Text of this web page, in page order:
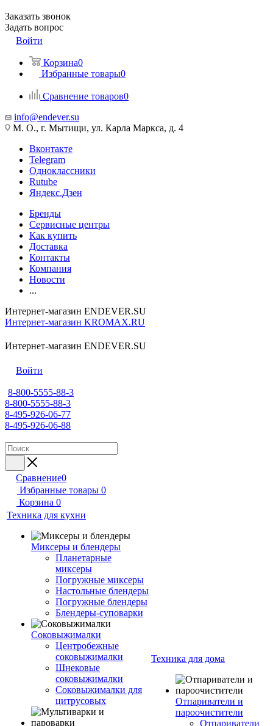
Заказать звонок
Задать вопрос
Войти
Корзина0
Избранные товары0
Сравнение товаров0
info@endever.su
М. О., г. Мытищи, ул. Карла Маркса, д. 4
Вконтакте
Telegram
Одноклассники
Rutube
Яндекс.Дзен
Бренды
Сервисные центры
Как купить
Доставка
Контакты
Компания
Новости
...
Интернет-магазин ENDEVER.SU
Интернет-магазин KROMAX.RU
Интернет-магазин ENDEVER.SU
Войти
8-800-5555-88-3
8-800-5555-88-3
8-495-926-06-77
8-495-926-06-88
Сравнение0
Избранные товары 0
Корзина 0
Техника для кухни
Миксеры и блендеры
Планетарные
миксеры
Погружные миксеры
Настольные блендеры
Погружные блендеры
Блендеры-суповарки
Соковыжималки
Центробежные
соковыжималки
Шнековые
соковыжималки
Соковыжималки для
цитрусовых
Техника для дома
Отпариватели и
пароочистители
Отпариватели